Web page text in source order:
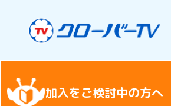
加入をご検討中の方へ